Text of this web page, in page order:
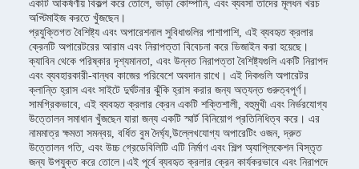
একটি আকর্ষণীয় বিকল্প করে তোলে, ভাড়া কোম্পানি, এবং ব্যবসা তাদের মূলধন খরচ
অপ্টিমাইজ করতে খুঁজছেন।
প্রযুক্তিগত বৈশিষ্ট্য এবং অপারেশনাল সুবিধাগুলির পাশাপাশি, এই ব্যবহৃত ক্রলার
ক্রেনটি অপারেটরের আরাম এবং নিরাপত্তা বিবেচনা করে ডিজাইন করা হয়েছে।
ক্যাবিন থেকে পরিষ্কার দৃশ্যমানতা, এবং উন্নত নিরাপত্তা বৈশিষ্ট্যগুলি একটি নিরাপদ
এবং ব্যবহারকারী-বান্ধব কাজের পরিবেশে অবদান রাখে। এই দিকগুলি অপারেটর
ক্লান্তি হ্রাস এবং সাইটে দুর্ঘটনার ঝুঁকি হ্রাস করার জন্য অত্যন্ত গুরুত্বপূর্ণ।
সামগ্রিকভাবে, এই ব্যবহৃত ক্রলার ক্রেন একটি শক্তিশালী, বহুমুখী এবং নির্ভরযোগ্য
উত্তোলন সমাধান খুঁজছেন যারা জন্য একটি স্মার্ট বিনিয়োগ প্রতিনিধিত্ব করে। এর
নামমাত্র ক্ষমতা সমন্বয়, বর্ধিত বুম দৈর্ঘ্য,উল্লেখযোগ্য অপারেটিং ওজন, দ্রুত
উত্তোলন গতি, এবং উচ্চ গ্রেডেবিলিটি এটি নির্মাণ এবং শিল্প অ্যাপ্লিকেশন বিস্তৃত
জন্য উপযুক্ত করে তোলে।এই পূর্বে ব্যবহৃত ক্রলার ক্রেন কার্যকরভাবে এবং নিরাপদে